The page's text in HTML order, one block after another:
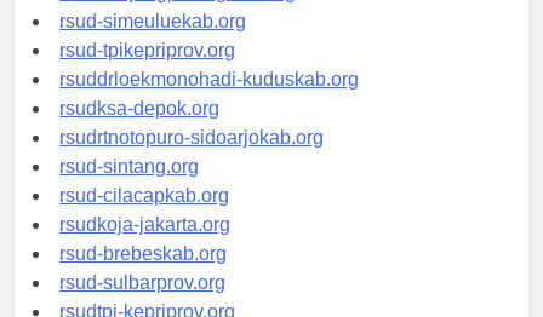
rsud-tanjungpinangkota.org
rsud-simeuluekab.org
rsud-tpikepriprov.org
rsuddrloekmonohadi-kuduskab.org
rsudksa-depok.org
rsudrtnotopuro-sidoarjokab.org
rsud-sintang.org
rsud-cilacapkab.org
rsudkoja-jakarta.org
rsud-brebeskab.org
rsud-sulbarprov.org